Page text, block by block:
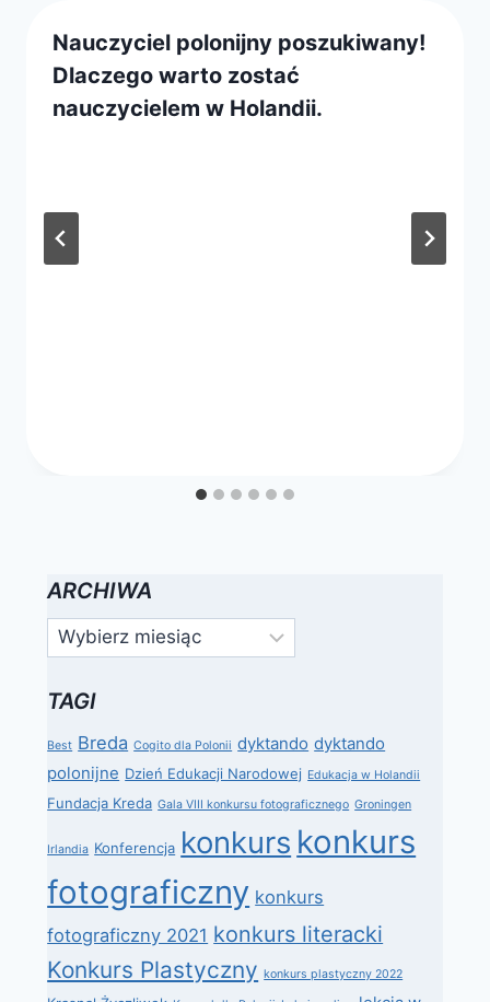
Nauczyciel polonijny poszukiwany!
Dlaczego warto zostać
nauczycielem w Holandii.
ARCHIWA
Archiwa
TAGI
Best Breda Cogito dla Polonii dyktando dyktando
polonijne Dzień Edukacji Narodowej Edukacja w Holandii
Fundacja Kreda Gala VIII konkursu fotograficznego Groningen
Irlandia Konferencja konkurs konkurs
fotograficzny konkurs
fotograficzny 2021 konkurs literacki
Konkurs Plastyczny konkurs plastyczny 2022